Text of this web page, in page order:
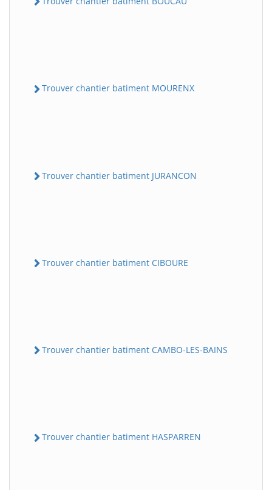
Trouver chantier batiment MOURENX
Trouver chantier batiment JURANCON
Trouver chantier batiment CIBOURE
Trouver chantier batiment CAMBO-LES-BAINS
Trouver chantier batiment HASPARREN